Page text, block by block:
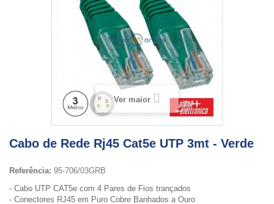
Ver maior
Cabo de Rede Rj45 Cat5e UTP 3mt - Verde
Referência: 95-706/03GRB
- Cabo UTP CAT5e com 4 Pares de Fios trançados
- Conectores RJ45 em Puro Cobre Banhados a Ouro